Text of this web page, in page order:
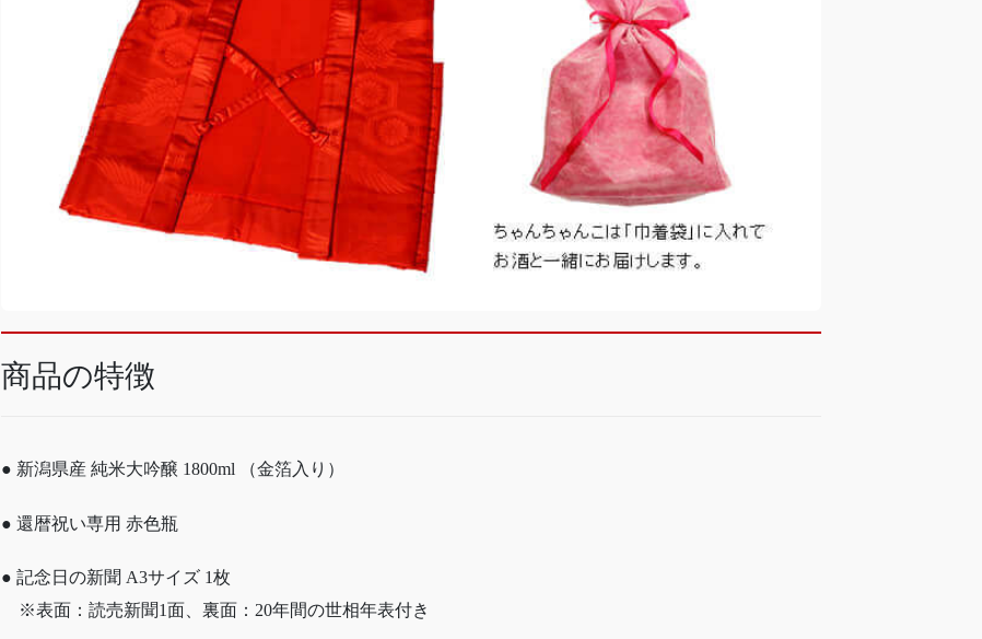
商品の特徴
● 新潟県産 純米大吟醸 1800ml （金箔入り）
● 還暦祝い専用 赤色瓶
● 記念日の新聞 A3サイズ 1枚
※表面：読売新聞1面、裏面：20年間の世相年表付き